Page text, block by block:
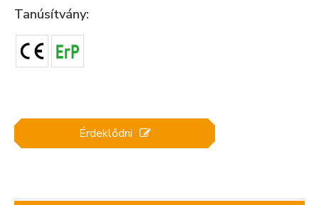
Tanúsítvány:
Érdeklődni